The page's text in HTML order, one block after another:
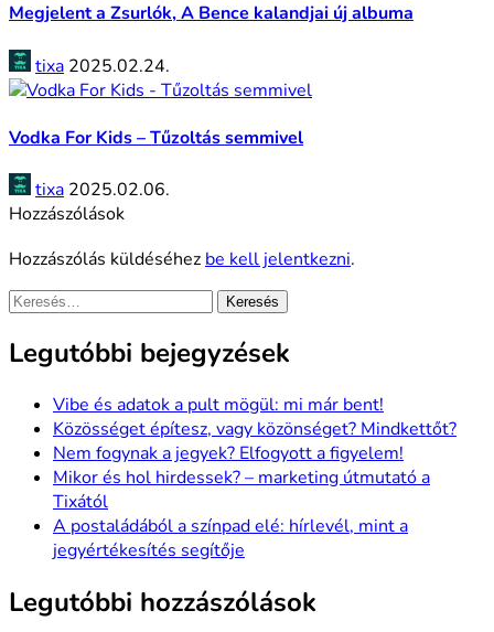
Megjelent a Zsurlók, A Bence kalandjai új albuma
tixa 2025.02.24.
Vodka For Kids – Tűzoltás semmivel
tixa 2025.02.06.
Hozzászólások
Hozzászólás küldéséhez be kell jelentkezni.
Keresés:
Legutóbbi bejegyzések
Vibe és adatok a pult mögül: mi már bent!
Közösséget építesz, vagy közönséget? Mindkettőt?
Nem fogynak a jegyek? Elfogyott a figyelem!
Mikor és hol hirdessek? – marketing útmutató a
Tixától
A postaládából a színpad elé: hírlevél, mint a
jegyértékesítés segítője
Legutóbbi hozzászólások